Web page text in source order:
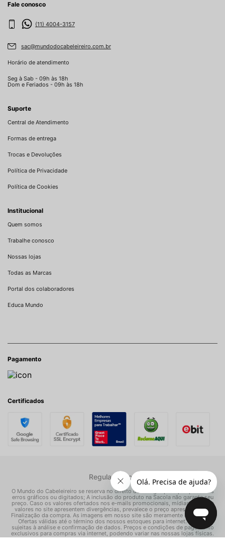
Fale conosco
(11) 4004-3157
sac@mundodocabeleireiro.com.br
Horário de atendimento
Seg à Sab - 09h às 18h
Dom e Feriados - 09h às 18h
Suporte
Central de Atendimento
Formas de entrega
Trocas e Devoluções
Política de Privacidade
Política de Cookies
Institucional
Quem somos
Trabalhe conosco
Nossas lojas
Todas as Marcas
Portal dos colaboradores
Educa Mundo
Pagamento
Certificados
Regulamentos
O Mundo do Cabeleireiro se reserva no direito de corrigir quaisquer possíveis
erros gráficos ou digitados; A inclusão do produto na Sacola não garante seu
preço. Caso os valores ofertados nos e-mails promocionais, mídias sociais e
valores no site apresentem divergências, prevalece o preço apresentado na
Finalização da compra. As imagens em nosso site são meramente ilustrativas.
Ofertas válidas até o término dos nossos estoques para internet. Vendas
sujeitas à análise e confirmação de dados. Preços e condições de pagamento
exclusivos para compras via internet, podendo variar nas nossas lojas físicas.